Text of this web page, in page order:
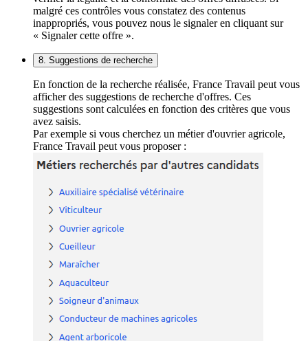
malgré ces contrôles vous constatez des contenus
inappropriés, vous pouvez nous le signaler en cliquant sur
« Signaler cette offre ».
8. Suggestions de recherche
En fonction de la recherche réalisée, France Travail peut vous
afficher des suggestions de recherche d'offres. Ces
suggestions sont calculées en fonction des critères que vous
avez saisis.
Par exemple si vous cherchez un métier d'ouvrier agricole,
France Travail peut vous proposer :